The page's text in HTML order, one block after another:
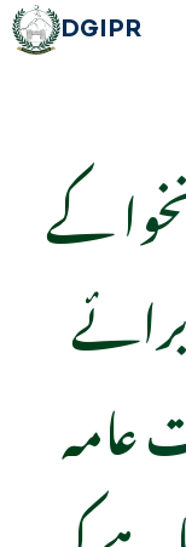
DGIPR
کے
عامہ